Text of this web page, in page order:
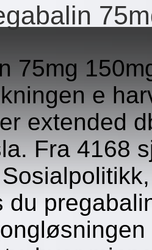
75mg
e
extended
Fra 4168
du